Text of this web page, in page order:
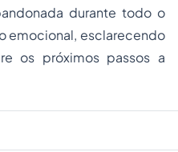
durante todo o
emocional, esclarecendo
os próximos passos a